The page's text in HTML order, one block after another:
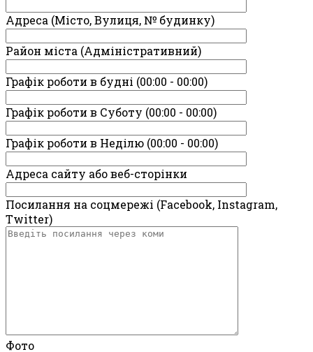
Адреса (Місто, Вулиця, № будинку)
Район міста (Адміністративний)
Графік роботи в будні (00:00 - 00:00)
Графік роботи в Суботу (00:00 - 00:00)
Графік роботи в Неділю (00:00 - 00:00)
Адреса сайту або веб-сторінки
Посилання на соцмережі (Facebook, Instagram,
Twitter)
Фото